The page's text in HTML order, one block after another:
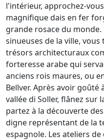
l'intérieur, approchez-
magnifique dais en fer
grande rosace du
sinueuses de la ville,
trésors architecturaux
forteresse arabe qui
anciens rois maures, ou
Bellver. Après avoir
vallée di Soller, flânez sur
partez à la découverte
digne représentant de la
espagnole. Les ateliers